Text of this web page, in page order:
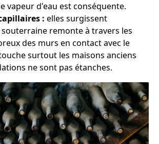
vapeur d'eau est conséquente.
: elles surgissent
remonte à travers les
des murs en contact avec le
surtout les maisons anciens
ne sont pas étanches.